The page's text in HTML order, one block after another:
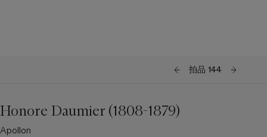
拍品 144
Honore Daumier (1808-1879)
Apollon